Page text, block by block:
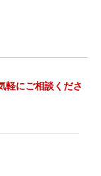
軽にご相談くださ